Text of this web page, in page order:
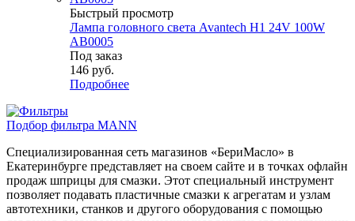
Быстрый просмотр
Лампа головного света Avantech H1 24V 100W
AB0005
Под заказ
146 руб.
Подробнее
Подбор фильтра MANN
Специализированная сеть магазинов «БериМасло» в
Екатеринбурге представляет на своем сайте и в точках офлайн
продаж шприцы для смазки. Этот специальный инструмент
позволяет подавать пластичные смазки к агрегатам и узлам
автотехники, станков и другого оборудования с помощью